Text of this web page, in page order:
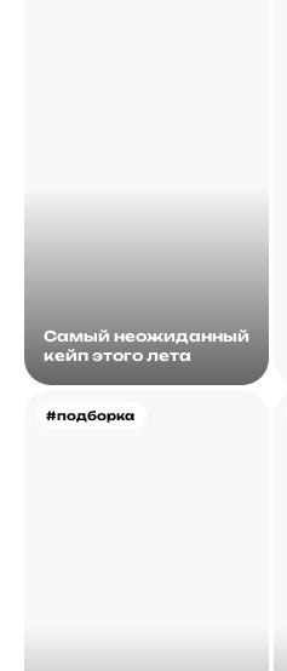
Самый неожиданный
кейп этого лета
#подборка